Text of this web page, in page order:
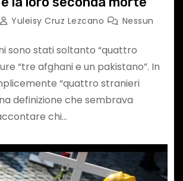
Yuleisy Cruz Lezcano
Nessun
sono stati soltanto “quattro
“tre afghani e un pakistano”. In
“quattro stranieri
definizione che sembrava
chi…